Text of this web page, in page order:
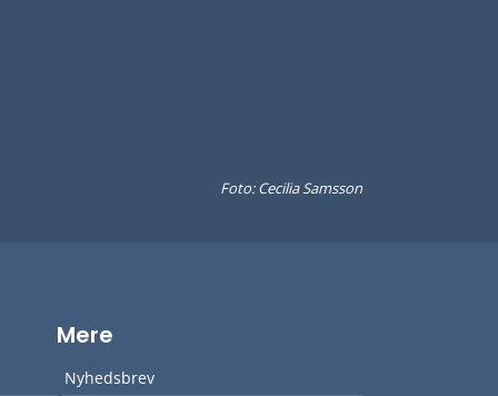
Foto: Cecilia Samsson
Mere
Nyhedsbrev